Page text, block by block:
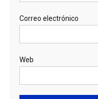
Correo electrónico
Web